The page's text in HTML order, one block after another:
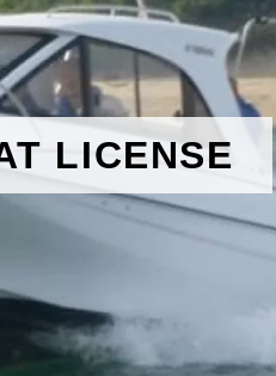
LICENSE